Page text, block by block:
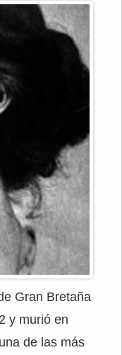
Gran Bretaña
y murió en
de las más